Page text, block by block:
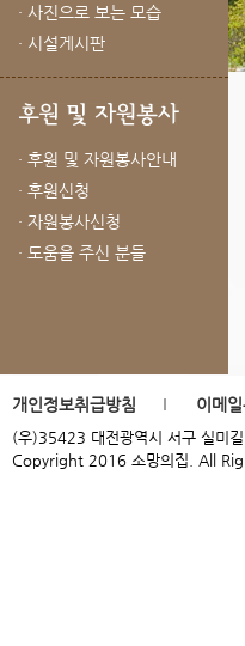
· 사진으로 보는 모습
· 시설게시판
· 후원 및 자원봉사안내
· 후원신청
· 자원봉사신청
· 도움을 주신 분들
개인정보취급방침 이메
(우)35423 대전광역시 서구 실
Copyright 2016 소망의집. All